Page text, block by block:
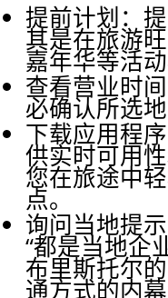
提前计划：
其是在旅游
嘉年华等活动
查看营业时
必确认所选
下载应用程
供实时可用
您在旅途中
点。
询问当地提
“都是当地企
布里斯托尔
通方式的内幕